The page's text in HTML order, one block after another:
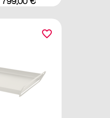
favorite_border